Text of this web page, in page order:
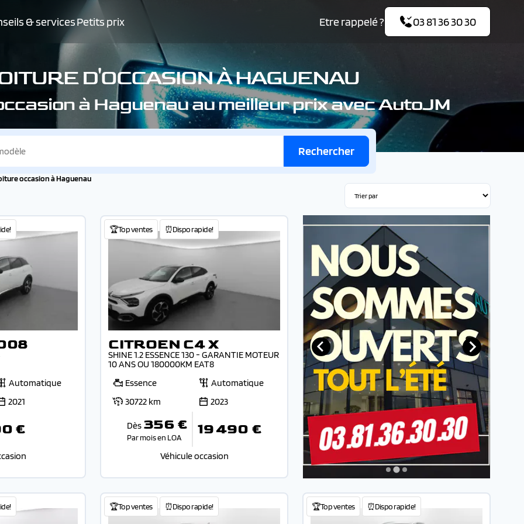
& servicesPetits prix Etre rappelé ? 03 81 36 30 30
D'OCCASION À HAGUENAU
à Haguenau au meilleur prix avec AutoJM
Rechercher
occasion à Haguenau
Automatique
2021
€
🏆Top ventes ⏰Dispo rapide!
CITROEN C4 X
SHINE 1.2 ESSENCE 130 - GARANTIE MOTEUR
10 ANS OU 180000KM EAT8
Essence
Automatique
30722 km
2023
Dès 356 €
Par mois en LOA 19 490 €
Véhicule occasion
🏆Top ventes ⏰Dispo rapide! 🏆Top ventes ⏰Dispo rapide!